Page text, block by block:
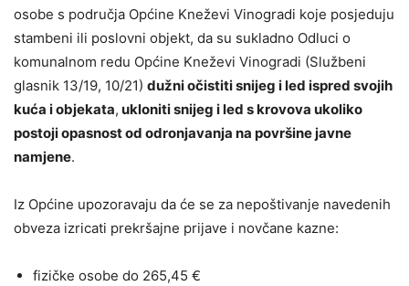
osobe s područja Općine Kneževi Vinogradi koje posjeduju
stambeni ili poslovni objekt, da su sukladno Odluci o
komunalnom redu Općine Kneževi Vinogradi (Službeni
glasnik 13/19, 10/21) dužni očistiti snijeg i led ispred svojih
kuća i objekata, ukloniti snijeg i led s krovova ukoliko
postoji opasnost od odronjavanja na površine javne
namjene.
Iz Općine upozoravaju da će se za nepoštivanje navedenih
obveza izricati prekršajne prijave i novčane kazne:
fizičke osobe do 265,45 €